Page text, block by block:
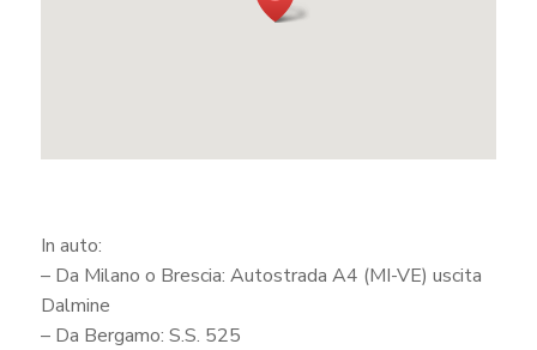
In auto:
– Da Milano o Brescia: Autostrada A4 (MI-VE) uscita
Dalmine
– Da Bergamo: S.S. 525